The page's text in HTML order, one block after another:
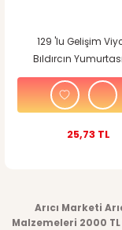
129 'lu Gelişim
Bıldırcın
25,73 TL
Arıcı Marketi
Malzemeleri 2000 TL